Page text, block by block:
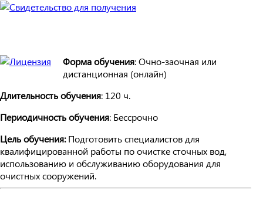
Форма обучения: Очно-заочная или
дистанционная (онлайн)
Длительность обучения: 120 ч.
Периодичность обучения: Бессрочно
Цель обучения:Подготовить специалистов для
квалифицированной работы по очистке сточных вод,
использованию и обслуживанию оборудования для
очистных сооружений.